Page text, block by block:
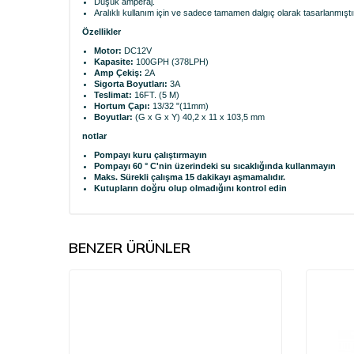
Aralıklı kullanım için ve sadece tamamen dalgıç olarak
Özellikler
Motor: DC12V
Kapasite: 100GPH (378LPH)
Amp Çekiş: 2A
Sigorta Boyutları: 3A
Teslimat: 16FT. (5 M)
Hortum Çapı: 13/32 "(11mm)
Boyutlar: (G x G x Y) 40,2 x 11 x 103,5 mm
notlar
Pompayı kuru çalıştırmayın
Pompayı 60 ° C'nin üzerindeki su sıcaklığında kullanmayın
Maks. Sürekli çalışma 15 dakikayı aşmamalıdır.
Kutupların doğru olup olmadığını kontrol edin
BENZER ÜRÜNLER